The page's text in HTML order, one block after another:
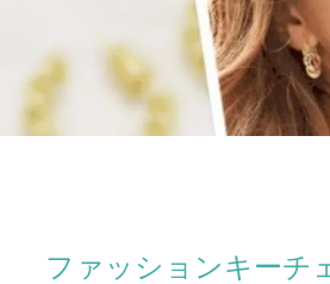
ファッションキーチ